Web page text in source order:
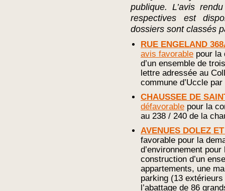
publique. L’avis
respectives est
dossiers sont classés
RUE ENGELAND
avis favorable pour la
d’un ensemble de
lettre adressée au
commune d’Uccle
CHAUSSEE DE
défavorable pour la
au 238 / 240 de la
AVENUES DOLEZ
favorable pour la
d’environnement
construction d’un
appartements, une
parking (13
l’abattage de 86